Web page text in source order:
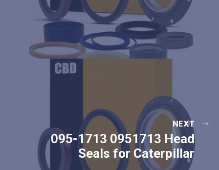
NEXT
095-1713 0951713 Head
Seals for Caterpillar